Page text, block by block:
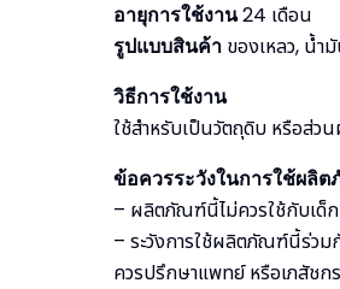
อายุการใช้งาน24 เดือน
รูปแบบสินค้า ของเหลว, น้ำ
วิธีการใช้งาน
ใช้สำหรับเป็นวัตถุดิบ หรือส่
ข้อควรระวังในการใช้ผลิ
– ผลิตภัณฑ์นี้ไม่ควรใช้กับเด็ก
– ระวังการใช้ผลิตภัณฑ์นี้ร่
ควรปรึกษาแพทย์ หรือเภสัช